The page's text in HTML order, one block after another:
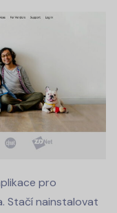
pro
Stačí nainstalovat